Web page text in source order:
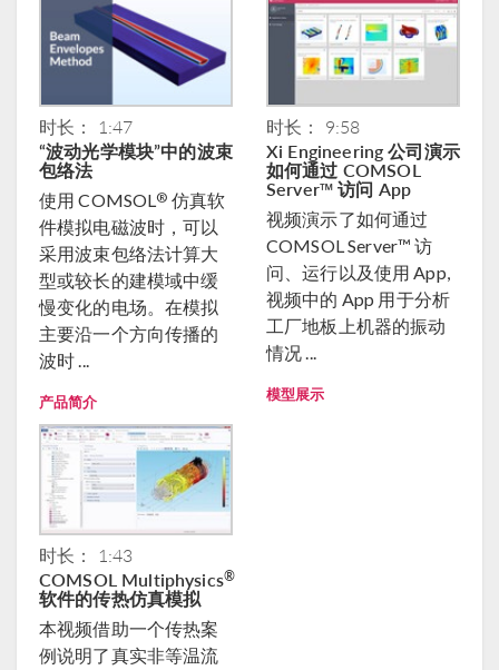
时长： 1:47
“波动光学模块”中的波束
包络法
使用 COMSOL® 仿真软
件模拟电磁波时，可以
采用波束包络法计算大
型或较长的建模域中缓
慢变化的电场。在模拟
主要沿一个方向传播的
波时 ...
产品简介
时长： 9:58
Xi Engineering 公司演示
如何通过 COMSOL
Server™ 访问 App
视频演示了如何通过
COMSOL Server™ 访
问、运行以及使用 App,
视频中的 App 用于分析
工厂地板上机器的振动
情况 ...
模型展示
时长： 1:43
COMSOL Multiphysics®
软件的传热仿真模拟
本视频借助一个传热案
例说明了真实非等温流